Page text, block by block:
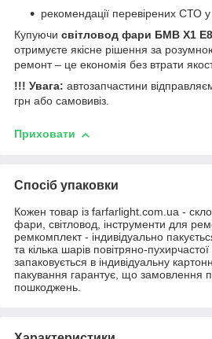
рекомендації перевірених СТО у
Купуючи світловод фари БМВ Х1
отримуєте якісне рішення за
ремонт – це економія без втрати
!!! Увага: автозапчастини
грн або самовивіз.
Приховати
Спосіб упаковки
Кожен товар із farfarlight.com.ua -
фари, світловод, інструменти для
ремкомплект - індивідуально
та кілька шарів повітряно-
запаковується в індивідуальну
пакування гарантує, що замовлення
пошкоджень.